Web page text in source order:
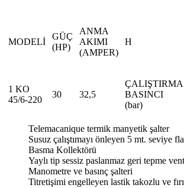
MODELİ
GÜÇ
(HP)
ANMA
AKIMI
(AMPER)
H
1 KO
45/6-220
30 32,5
ÇALIŞTIRMA
BASINCI
(bar)
Telemacanique termik manyetik şalter
Susuz çalıştımayı önleyen 5 mt. seviye
Basma Kollektörü
Yaylı tip sessiz paslanmaz geri tepme
Manometre ve basınç şalteri
Titretişimi engelleyen lastik takozlu ve